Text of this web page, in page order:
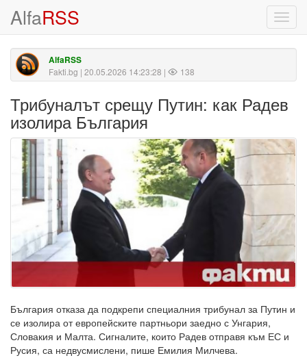
AlfaRSS
AlfaRSS
Fakti.bg | 20.05.2026 14:23:28 | 138
Трибуналът срещу Путин: как Радев
изолира България
България отказа да подкрепи специалния трибунал за Путин и
се изолира от европейските партньори заедно с Унгария,
Словакия и Малта. Сигналите, които Радев отправя към ЕС и
Русия, са недвусмислени, пише Емилия Милчева.